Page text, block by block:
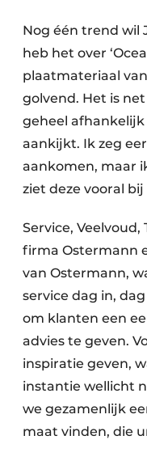
Nog één trend wil
heb het over
plaatmateriaal
golvend. Het is
geheel
aankijkt. Ik zeg
aankomen, maar
ziet deze vooral bij
Service, Veelvoud,
firma Ostermann
van Ostermann,
service dag in,
om klanten een
advies te geven.
inspiratie geven,
instantie wellicht
we gezamenlijk
maat vinden, die